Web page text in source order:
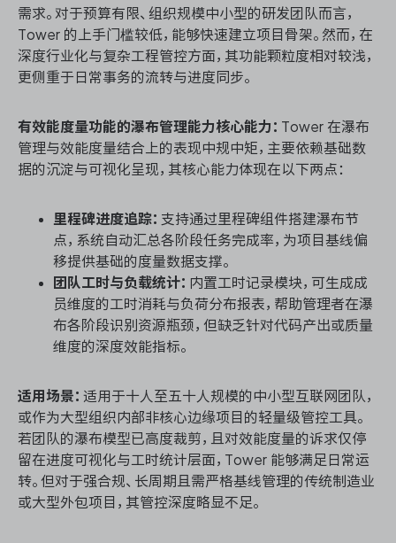
需求。对于预算有限、组织规模中小型的研发团队而言，
Tower 的上手门槛较低，能够快速建立项目骨架。然而，在
深度行业化与复杂工程管控方面，其功能颗粒度相对较浅，
更侧重于日常事务的流转与进度同步。
有效能度量功能的瀑布管理能力核心能力： Tower 在瀑布
管理与效能度量结合上的表现中规中矩，主要依赖基础数
据的沉淀与可视化呈现，其核心能力体现在以下两点：
里程碑进度追踪： 支持通过里程碑组件搭建瀑布节
点，系统自动汇总各阶段任务完成率，为项目基线偏
移提供基础的度量数据支撑。
团队工时与负载统计： 内置工时记录模块，可生成成
员维度的工时消耗与负荷分布报表，帮助管理者在瀑
布各阶段识别资源瓶颈，但缺乏针对代码产出或质量
维度的深度效能指标。
适用场景： 适用于十人至五十人规模的中小型互联网团队，
或作为大型组织内部非核心边缘项目的轻量级管控工具。
若团队的瀑布模型已高度裁剪，且对效能度量的诉求仅停
留在进度可视化与工时统计层面，Tower 能够满足日常运
转。但对于强合规、长周期且需严格基线管理的传统制造业
或大型外包项目，其管控深度略显不足。